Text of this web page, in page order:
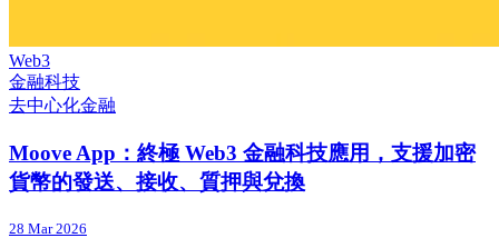
Web3
金融科技
去中心化金融
Moove App：終極 Web3 金融科技應用，支援加密
貨幣的發送、接收、質押與兌換
28 Mar 2026